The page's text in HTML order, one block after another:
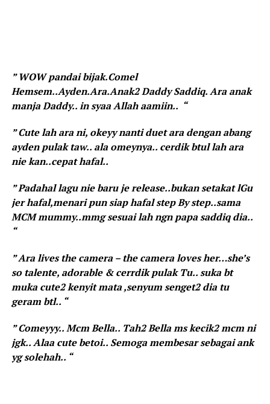
” WOW pandai bijak.Comel
Hemsem..Ayden.Ara.Anak2 Daddy Saddiq. Ara anak
manja Daddy.. in syaa Allah aamiin.. “
” Cute lah ara ni, okeyy nanti duet ara dengan abang
ayden pulak taw.. ala omeynya.. cerdik btul lah ara
nie kan..cepat hafal..
” Padahal lagu nie baru je release..bukan setakat lGu
jer hafal,menari pun siap hafal step By step..sama
MCM mummy..mmg sesuai lah ngn papa saddiq dia..
“
” Ara lives the camera – the camera loves her…she’s
so talente, adorable & cerrdik pulak Tu.. suka bt
muka cute2 kenyit mata ,senyum senget2 dia tu
geram btl.. “
” Comeyyy.. Mcm Bella.. Tah2 Bella ms kecik2 mcm ni
jgk.. Alaa cute betoi.. Semoga membesar sebagai ank
yg solehah.. “